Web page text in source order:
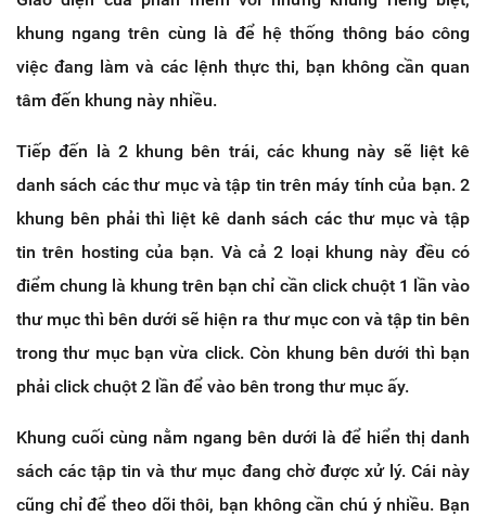
khung ngang trên cùng là để hệ thống thông báo công
việc đang làm và các lệnh thực thi, bạn không cần quan
tâm đến khung này nhiều.
Tiếp đến là 2 khung bên trái, các khung này sẽ liệt kê
danh sách các thư mục và tập tin trên máy tính của bạn. 2
khung bên phải thì liệt kê danh sách các thư mục và tập
tin trên hosting của bạn. Và cả 2 loại khung này đều có
điểm chung là khung trên bạn chỉ cần click chuột 1 lần vào
thư mục thì bên dưới sẽ hiện ra thư mục con và tập tin bên
trong thư mục bạn vừa click. Còn khung bên dưới thì bạn
phải click chuột 2 lần để vào bên trong thư mục ấy.
Khung cuối cùng nằm ngang bên dưới là để hiển thị danh
sách các tập tin và thư mục đang chờ được xử lý. Cái này
cũng chỉ để theo dõi thôi, bạn không cần chú ý nhiều. Bạn